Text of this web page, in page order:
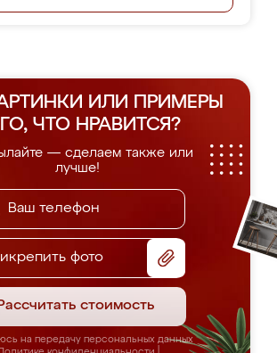
ИЛИ ПРИМЕРЫ
ЧТО НРАВИТСЯ?
— сделаем также или
лучше!
фото
стоимость
на передачу персональных данных